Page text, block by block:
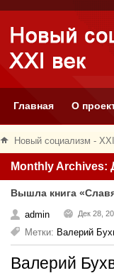
Главная О
Новый социализм -
Monthly Archives:
Вышла книга
admin Дек 28,
Метки: Валерий
Валерий